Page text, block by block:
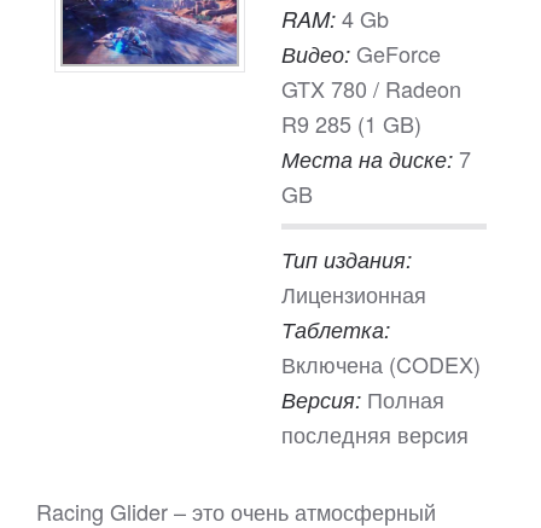
RAM: 4 Gb
Видео: GeForce
GTX 780 / Radeon
R9 285 (1 GB)
Места на диске: 7
GB
Тип издания:
Лицензионная
Таблетка:
Включена (CODEX)
Версия: Полная
последняя версия
Racing Glider – это очень атмосферный